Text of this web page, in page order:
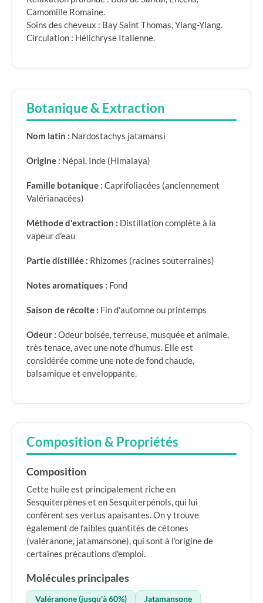
Camomille Romaine.
Soins des cheveux : Bay Saint Thomas, Ylang-Ylang.
Circulation : Hélichryse Italienne.
Botanique & Extraction
Nom latin : Nardostachys jatamansi
Origine : Népal, Inde (Himalaya)
Famille botanique : Caprifoliacées (anciennement
Valérianacées)
Méthode d'extraction : Distillation complète à la
vapeur d’eau
Partie distillée : Rhizomes (racines souterraines)
Notes aromatiques : Fond
Saison de récolte : Fin d'automne ou printemps
Odeur : Odeur boisée, terreuse, musquée et animale,
très tenace, avec une note d'humus. Elle est
considérée comme une note de fond chaude,
balsamique et enveloppante.
Composition & Propriétés
Composition
Cette huile est principalement riche en
Sesquiterpènes et en Sesquiterpénols, qui lui
confèrent ses vertus apaisantes. On y trouve
également de faibles quantités de cétones
(valéranone, jatamansone), qui sont à l'origine de
certaines précautions d'emploi.
Molécules principales
Valéranone (jusqu'à 60%)
Jatamansone